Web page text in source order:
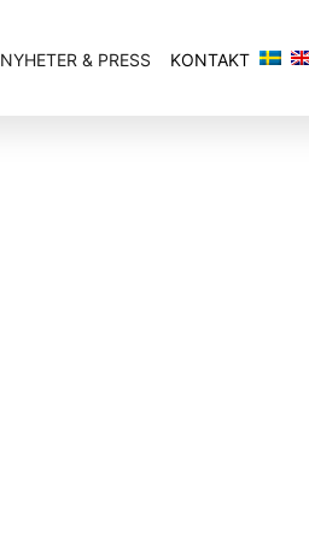
NYHETER & PRESS KONTAKT